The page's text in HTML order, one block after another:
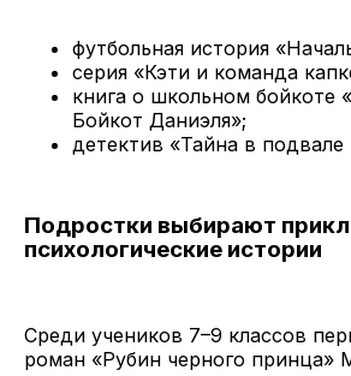
футбольная история
серия «Кэти и команда
книга о школьном бойкоте
Бойкот Даниэля»;
детектив «Тайна в
Подростки выбирают
психологические истории
Среди учеников 7–9 классов
роман «Рубин черного принца»